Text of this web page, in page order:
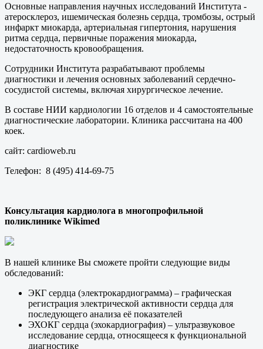
Основные направления научных исследований Института -
атеросклероз, ишемическая болезнь сердца, тромбозы, острый
инфаркт миокарда, артериальная гипертония, нарушения
ритма сердца, первичные поражения миокарда,
недостаточность кровообращения.
Сотрудники Института разрабатывают проблемы
диагностики и лечения основных заболеваний сердечно-
сосудистой системы, включая хирургическое лечение.
В составе НИИ кардиологии 16 отделов и 4 самостоятельные
диагностические лаборатории. Клиника рассчитана на 400
коек.
сайт: cardioweb.ru
Телефон: 8 (495) 414-69-75
Консультация кардиолога в многопрофильной
поликлинике Wikimed
В нашей клинике Вы сможете пройти следующие виды
обследований:
ЭКГ сердца (электрокардиограмма) – графическая
регистрация электрической активности сердца для
последующего анализа её показателей
ЭХОКГ сердца (эхокардиография) – ультразвуковое
исследование сердца, относящееся к функциональной
диагностике